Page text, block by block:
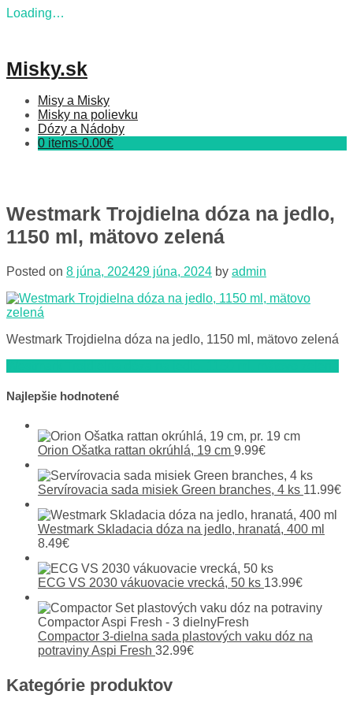
Loading…
Misky.sk
Misy a Misky
Misky na polievku
Dózy a Nádoby
0 items-0.00€
Westmark Trojdielna dóza na jedlo,
1150 ml, mätovo zelená
Posted on 8 júna, 202429 júna, 2024 by admin
Westmark Trojdielna dóza na jedlo, 1150 ml, mätovo zelená
Navigácia
v
Najlepšie hodnotené
Orion Ošatka rattan okrúhlá, 19 cm 9.99€
Servírovacia sada misiek Green branches, 4 ks 11.99€
Westmark Skladacia dóza na jedlo, hranatá, 400 ml
8.49€
ECG VS 2030 vákuovacie vrecká, 50 ks 13.99€
Compactor 3-dielna sada plastových vaku dóz na
potraviny Aspi Fresh 32.99€
Kategórie produktov